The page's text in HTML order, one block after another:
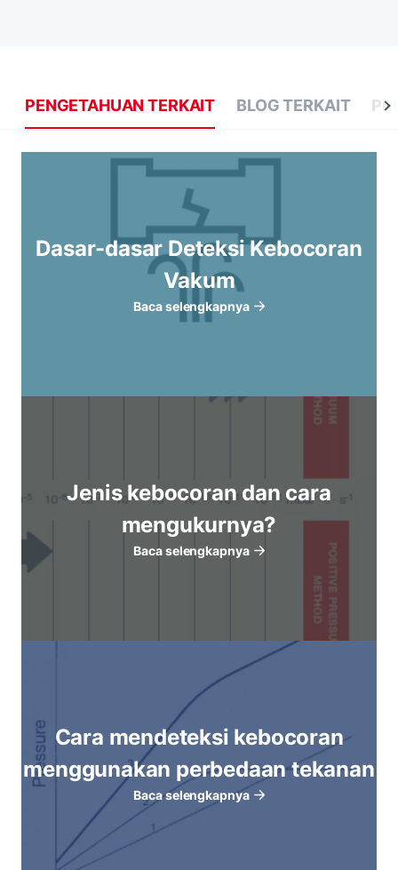
PENGETAHUAN TERKAIT BLOG TERKAIT
Dasar-dasar Deteksi Kebocoran
Vakum
Baca selengkapnya
Jenis kebocoran dan cara
mengukurnya?
Baca selengkapnya
Cara mendeteksi kebocoran
menggunakan perbedaan tekanan
Baca selengkapnya